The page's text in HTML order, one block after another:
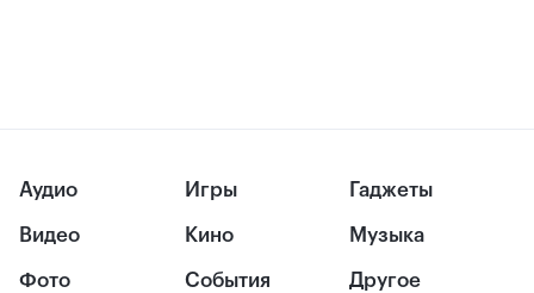
Аудио
Видео
Фото
Игры
Кино
События
Гаджеты
Музыка
Другое